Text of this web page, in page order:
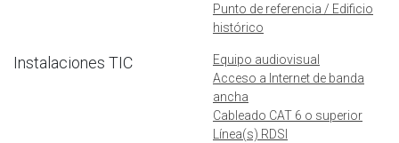
Punto de referencia / Edificio
histórico
Instalaciones TIC
Equipo audiovisual
Acceso a Internet de banda
ancha
Cableado CAT 6 o superior
Línea(s) RDSI